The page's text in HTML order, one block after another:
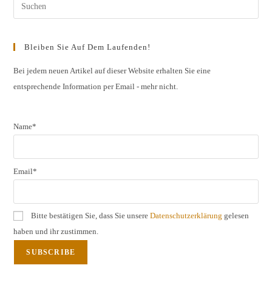
Bleiben Sie Auf Dem Laufenden!
Bei jedem neuen Artikel auf dieser Website erhalten Sie eine
entsprechende Information per Email - mehr nicht.
Name*
Email*
Bitte bestätigen Sie, dass Sie unsereDatenschutzerklärung gelesen
haben und ihr zustimmen.